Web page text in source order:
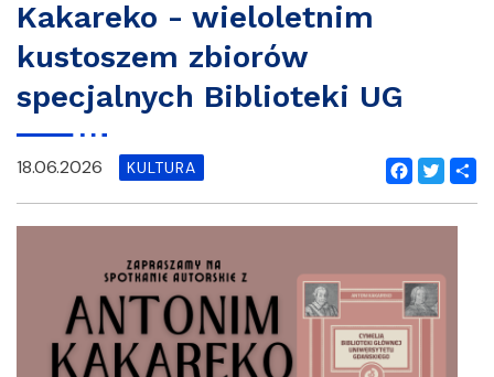
Kakareko - wieloletnim
kustoszem zbiorów
specjalnych Biblioteki UG
Facebook
Twitter
18.06.2026 KULTURA